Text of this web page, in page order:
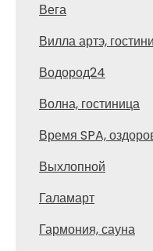
Вега
Вилла артэ,
Водород24
Волна, гостиница
Время SPA,
Выхлопной
Галамарт
Гармония, сауна